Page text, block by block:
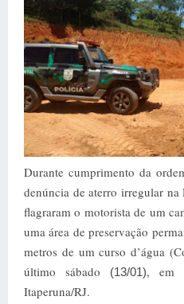
Durante cumprimento da
denúncia de aterro irregular
flagraram o motorista de um
uma área de preservação
metros de um curso d’água
último sábado
(13/01),em
Itaperuna/RJ.